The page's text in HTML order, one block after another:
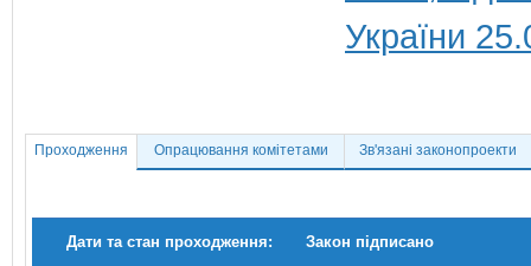
України
Проходження Опрацювання комітетами Зв'язані законопроекти
Дати та стан проходження: Закон підписано